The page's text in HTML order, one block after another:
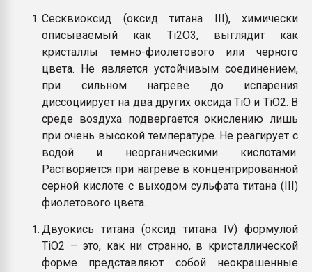
Сесквиоксид (оксид титана III), химически
описываемый как Ti2O3, выглядит как
кристаллы темно-фиолетового или черного
цвета. Не является устойчивым соединением,
при сильном нагреве до испарения
диссоциирует на два других оксида TiO и TiO2. В
среде воздуха подвергается окислению лишь
при очень высокой температуре. Не реагирует с
водой и неорганическими кислотами.
Растворяется при нагреве в концентрированной
серной кислоте с выходом сульфата титана (III)
фиолетового цвета.
Двуокись титана (оксид титана IV) формулой
TiO2 – это, как ни странно, в кристаллической
форме представляют собой неокрашенные